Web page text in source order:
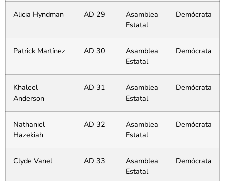
Alicia Hyndman AD 29
Asamblea
Estatal
Demócrata
Patrick Martínez AD 30
Asamblea
Estatal
Demócrata
Khaleel
Anderson
AD 31
Asamblea
Estatal
Demócrata
Nathaniel
Hazekiah
AD 32
Asamblea
Estatal
Demócrata
Clyde Vanel AD 33
Asamblea
Estatal
Demócrata